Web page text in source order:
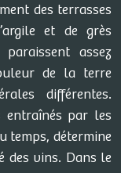
des terrasses
et de grès
assez
de la terre
différentes.
entraînés par les
temps, détermine
des vins. Dans le